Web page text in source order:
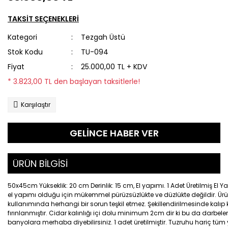
TAKSİT SEÇENEKLERİ
Kategori
Tezgah Üstü
Stok Kodu
TU-094
Fiyat
25.000,00 TL + KDV
* 3.823,00 TL den başlayan taksitlerle!
Karşılaştır
GELİNCE HABER VER
ÜRÜN BİLGİSİ
50x45cm Yükseklik: 20 cm Derinlik: 15 cm, El yapımı. 1 Adet Üretilmiş
el yapımı olduğu için mükemmel pürüzsüzlükte ve düzlükte değildir.
kullanımında herhangi bir sorun teşkil etmez. Şekillendirilmesinde kalıp
fırınlanmıştır. Cidar kalınlığı içi dolu minimum 2cm dir ki bu da
banyolara merhaba diyebilirsiniz. 1 adet üretilmiştir. Tuzruhu hariç tüm